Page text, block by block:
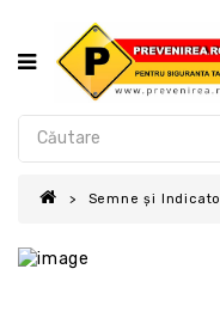
Semne și